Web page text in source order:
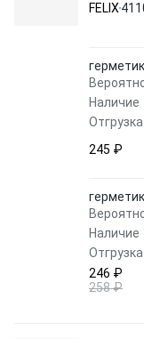
FELIX
Наличие
Отгрузка
245 ₽
Наличие
Отгрузка
246 ₽
258 ₽